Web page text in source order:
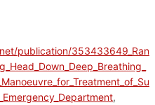
publication/353433649_Ran
,